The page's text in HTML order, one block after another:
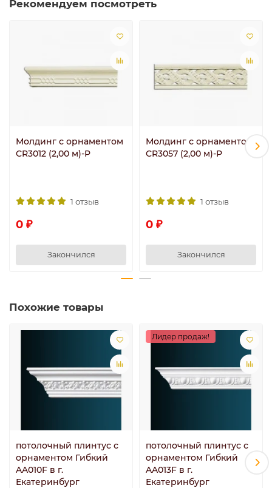
Рекомендуем посмотреть
Молдинг с орнаментом
CR3012 (2,00 м)-P
1 отзыв
0 ₽
Закончился
Молдинг с орнаментом
CR3057 (2,00 м)-P
1 отзыв
0 ₽
Закончился
Похожие товары
потолочный плинтус с
орнаментом Гибкий
AA010F в г.
Екатеринбург
Лидер продаж!
потолочный плинтус с
орнаментом Гибкий
AA013F в г.
Екатеринбург